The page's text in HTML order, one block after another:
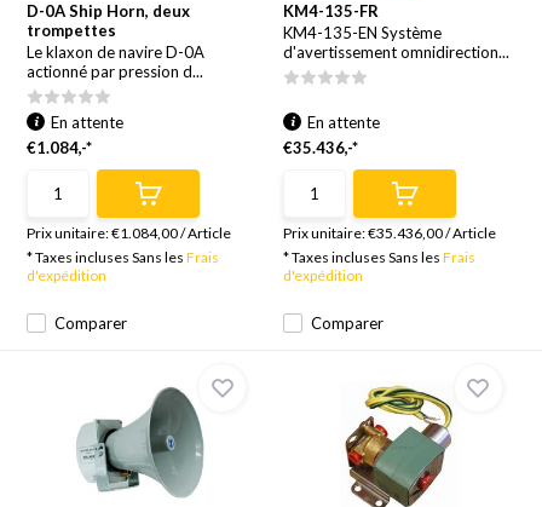
D-0A Ship Horn, deux
trompettes
Le klaxon de navire D-0A
actionné par pression d...
Comparer
En attente
€1.084,-*
Prix unitaire:€1.084,00/Article
* Taxes incluses Sans lesFrais
d'expédition
KM4-135-FR
KM4-135-EN Système
d'avertissement omnidirection...
Comparer
En attente
€35.436,-*
Prix unitaire:€35.436,00/Article
* Taxes incluses Sans les Frais
d'expédition